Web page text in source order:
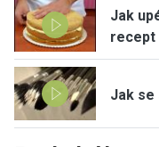
Jak
recept
Jak se